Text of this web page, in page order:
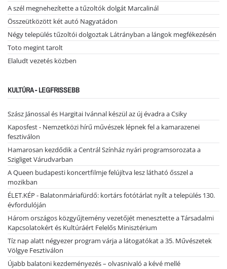
A szél megnehezítette a tűzoltók dolgát Marcalinál
Összeütközött két autó Nagyatádon
Négy település tűzoltói dolgoztak Látrányban a lángok megfékezésén
Toto megint tarolt
Elaludt vezetés közben
KULTÚRA - LEGFRISSEBB
Szász Jánossal és Hargitai Ivánnal készül az új évadra a Csiky
Kaposfest - Nemzetközi hírű művészek lépnek fel a kamarazenei
fesztiválon
Hamarosan kezdődik a Centrál Színház nyári programsorozata a
Szigliget Várudvarban
A Queen budapesti koncertfilmje felújítva lesz látható ősszel a
mozikban
ÉLET.KÉP - Balatonmáriafürdő: kortárs fotótárlat nyílt a település 130.
évfordulóján
Három országos közgyűjtemény vezetőjét menesztette a Társadalmi
Kapcsolatokért és Kultúráért Felelős Minisztérium
Tíz nap alatt négyezer program várja a látogatókat a 35. Művészetek
Völgye Fesztiválon
Újabb balatoni kezdeményezés – olvasnivaló a kévé mellé